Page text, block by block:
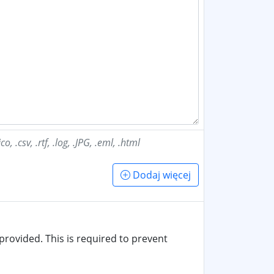
.csv, .rtf, .log, .JPG, .eml, .html
Dodaj więcej
This is required to prevent